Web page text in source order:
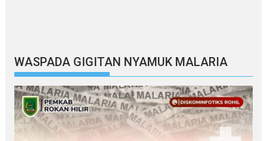
WASPADA GIGITAN NYAMUK MALARIA